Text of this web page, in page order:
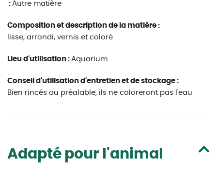
: Autre matière
Composition et description de la matière :
lisse, arrondi, vernis et coloré
Lieu d'utilisation : Aquarium
Conseil d'utilisation d'entretien et de stockage :
Bien rincés au préalable, ils ne coloreront pas l'eau
Adapté pour l'animal